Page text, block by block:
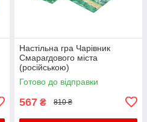
Настільна гра Чарівник
Смарагдового міста
(російською)
Готово до відправки
567 ₴ 810 ₴